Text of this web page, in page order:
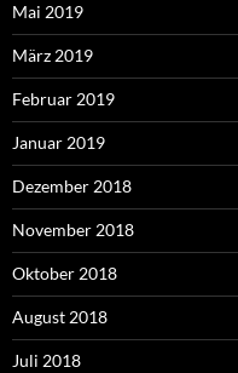
Mai 2019
März 2019
Februar 2019
Januar 2019
Dezember 2018
November 2018
Oktober 2018
August 2018
Juli 2018